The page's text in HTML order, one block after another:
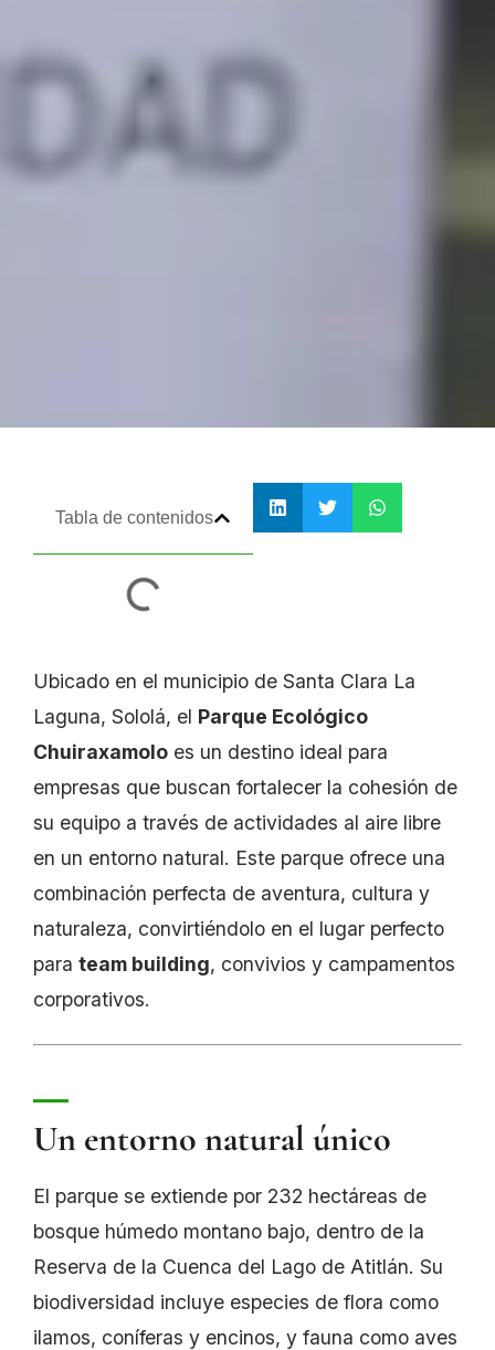
Tabla de contenidos
Ubicado en el municipio de Santa Clara La
Laguna, Sololá, el Parque Ecológico
Chuiraxamolo es un destino ideal para
empresas que buscan fortalecer la cohesión de
su equipo a través de actividades al aire libre
en un entorno natural. Este parque ofrece una
combinación perfecta de aventura, cultura y
naturaleza, convirtiéndolo en el lugar perfecto
para team building, convivios y campamentos
corporativos.
Un entorno natural único
El parque se extiende por 232 hectáreas de
bosque húmedo montano bajo, dentro de la
Reserva de la Cuenca del Lago de Atitlán. Su
biodiversidad incluye especies de flora como
ilamos, coníferas y encinos, y fauna como aves